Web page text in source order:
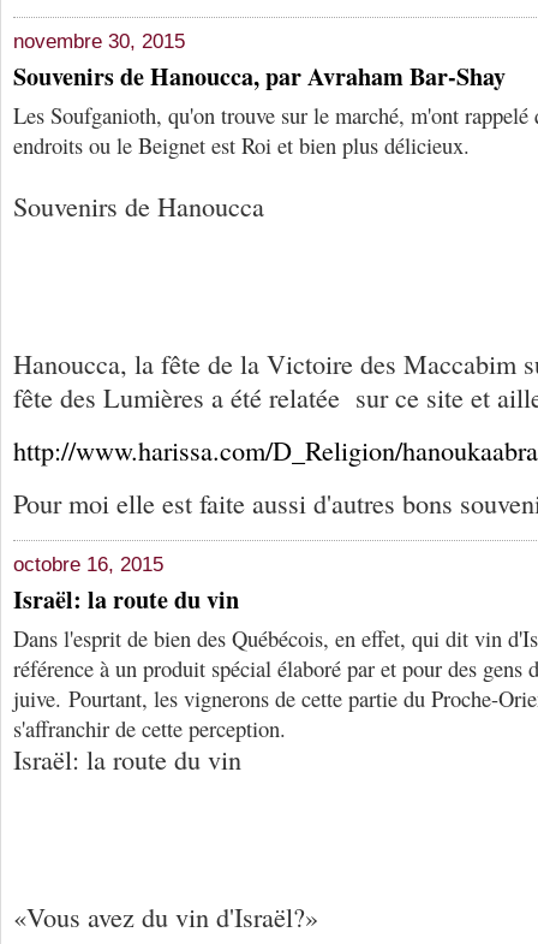
novembre 30, 2015
Souvenirs de Hanoucca, par Avraham Bar-Shay
Les Soufganioth, qu'on trouve sur le marché, m'ont rappelé
endroits ou le Beignet est Roi et bien plus délicieux.
Souvenirs de Hanoucca
Hanoucca, la fête de la Victoire des Maccabim
fête des Lumières a été relatée sur ce site et
http://www.harissa.com/D_ Religion/
Pour moi elle est faite aussi d'autres bons
octobre 16, 2015
Israël: la route du vin
Dans l'esprit de bien des Québécois, en effet, qui dit vin
référence à un produit spécial élaboré par et pour des gens
juive. Pourtant, les vignerons de cette partie du Proche-
s'affranchir de cette perception.
Israël: la route du vin
«Vous avez du vin d'Israël?»